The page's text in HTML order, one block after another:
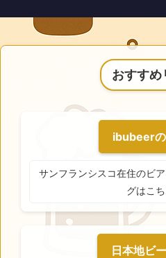
おすすめ
ibubeer
サンフランシスコ在住のビ
グはこち
日本地ビ